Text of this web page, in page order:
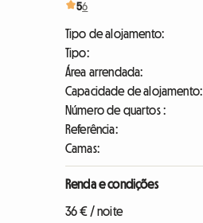
56
Tipo de alojamento:
Tipo:
Área arrendada:
Capacidade de alojamento:
Número de quartos :
Referência:
Camas:
Renda e condições
36 € / noite